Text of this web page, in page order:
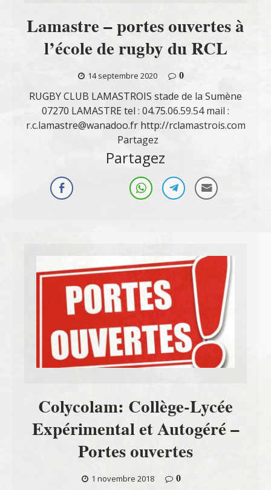
Lamastre – portes ouvertes à
l’école de rugby du RCL
14 septembre 2020
0
RUGBY CLUB LAMASTROIS stade de la Sumène
07270 LAMASTRE tel : 04.75.06.59.54 mail :
r.c.lamastre@wanadoo.fr http://rclamastrois.com
Partagez
Partagez
Colycolam: Collège-Lycée
Expérimental et Autogéré –
Portes ouvertes
1 novembre 2018
0